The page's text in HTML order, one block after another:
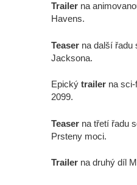
Trailer na
Havens.
Teaser na další řadu
Jacksona.
Epický trailer na
2099.
Teaser na třetí řadu
Prsteny moci.
Trailer na druhý díl